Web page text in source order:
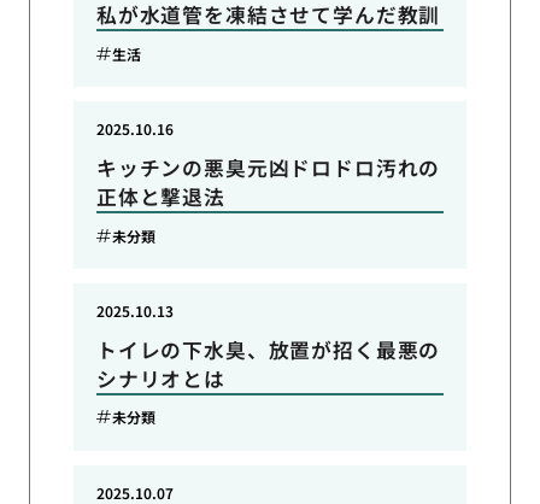
私が水道管を凍結させて学んだ教訓
生活
キッチンの悪臭元凶ドロドロ汚れの
正体と撃退法
2025.10.16
未分類
トイレの下水臭、放置が招く最悪の
シナリオとは
2025.10.13
未分類
2025.10.07